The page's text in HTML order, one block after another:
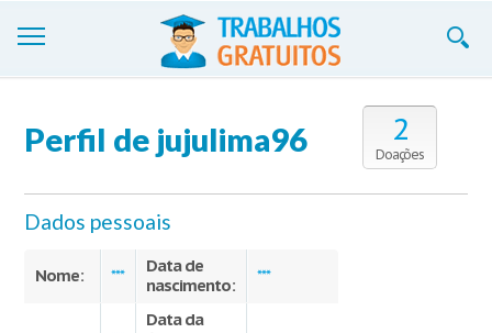
Cadastre-se
Entre
2
Doações
Perfil de jujulima96
Dados pessoais
Nome: ***
Data de
nascimento:
***
Data da